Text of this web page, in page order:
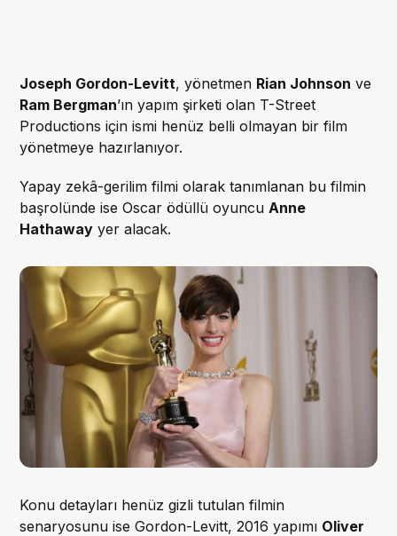
Joseph Gordon-Levitt, yönetmen Rian Johnson ve
Ram Bergman’ın yapım şirketi olan T-Street
Productions için ismi henüz belli olmayan bir film
yönetmeye hazırlanıyor.
Yapay zekâ-gerilim filmi olarak tanımlanan bu filmin
başrolünde ise Oscar ödüllü oyuncuAnne
Hathaway yer alacak.
Konu detayları henüz gizli tutulan filmin
senaryosunu ise Gordon-Levitt, 2016 yapımı Oliver